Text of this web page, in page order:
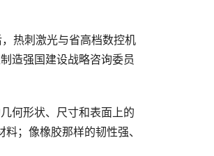
热刺激光与省高档数控机
造强国建设战略咨询委员
何形状、尺寸和表面上的
；像橡胶那样的韧性强、